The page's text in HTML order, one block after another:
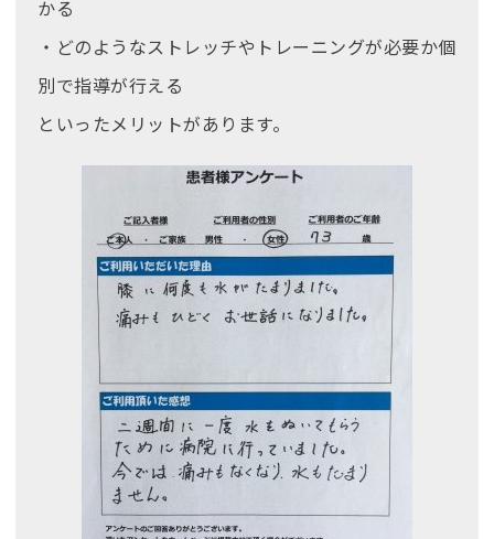
かる
・どのようなストレッチやトレーニングが必要か個
別で指導が行える
といったメリットがあります。